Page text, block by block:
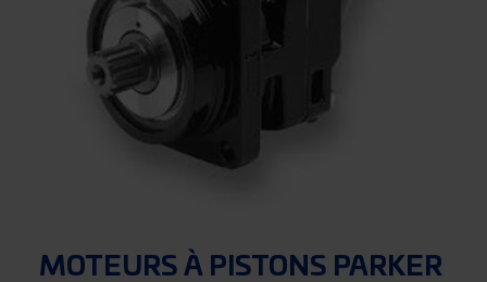
MOTEURS À PISTONS PARKER